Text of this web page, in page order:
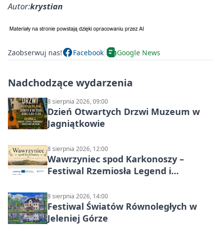
Autor:krystian
Zaobserwuj nas! Facebook Google News
Nadchodzące wydarzenia
8 sierpnia 2026, 09:00
Dzień Otwartych Drzwi Muzeum w
Jagniątkowie
8 sierpnia 2026, 12:00
Wawrzyniec spod Karkonoszy –
Festiwal Rzemiosła Legend i
8 sierpnia 2026, 14:00
Festiwal Światów Równoległych w
Jeleniej Górze